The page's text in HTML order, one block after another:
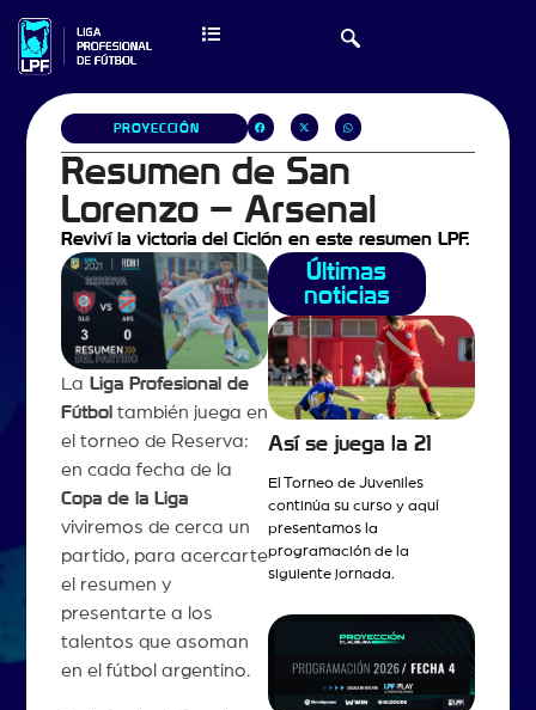
PROYECCIÓN
Resumen de San
Lorenzo – Arsenal
Reviví la victoria del Ciclón en este resumen LPF.
La Liga Profesional de
Fútbol también juega en
el torneo de Reserva:
en cada fecha de la
Copa de la Liga
viviremos de cerca un
partido, para acercarte
el resumen y
presentarte a los
talentos que asoman
en el fútbol argentino.
Últimas
noticias
Así se juega la 21
El Torneo de Juveniles
continúa su curso y aquí
presentamos la
programación de la
siguiente jornada.